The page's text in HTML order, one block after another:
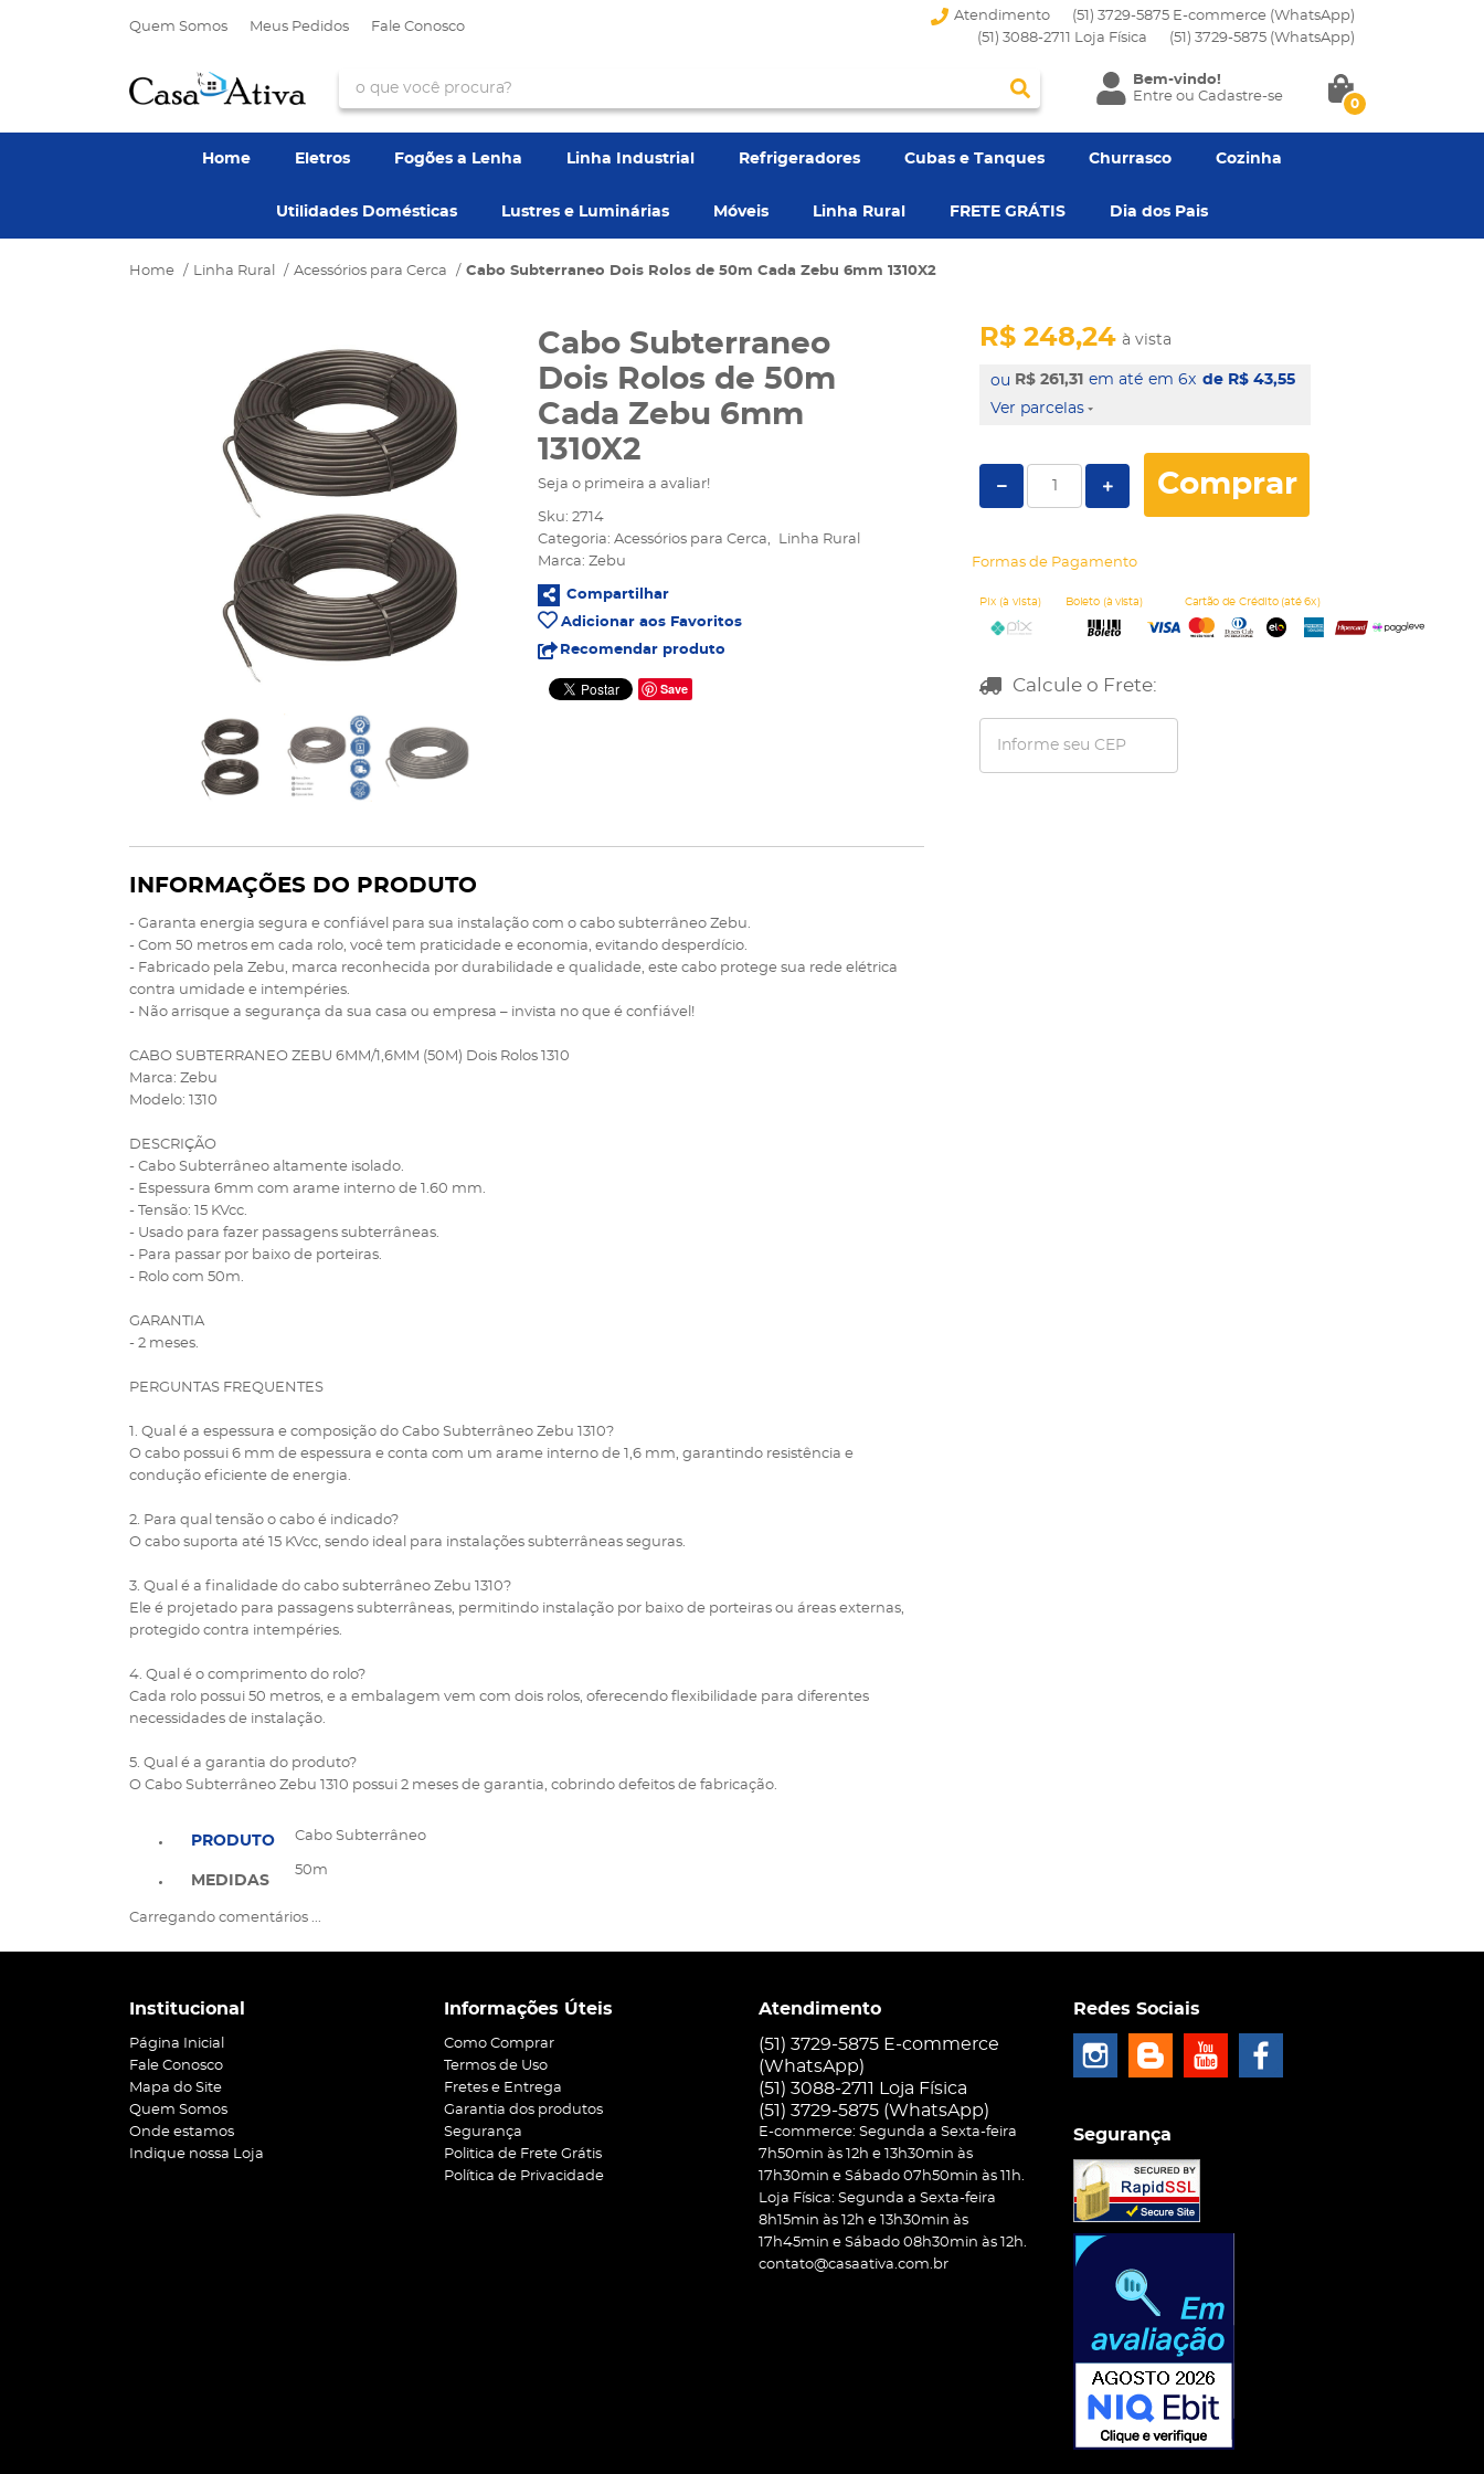
Quem Somos Meus Pedidos Fale Conosco
Atendimento
(51) 3729-5875 E-commerce (WhatsApp)
(51) 3088-2711 Loja Física
(51) 3729-5875 (WhatsApp)
Bem-vindo!
Entreou Cadastre-se 0
Home Eletros Fogões a Lenha Linha Industrial Refrigeradores Cubas e Tanques Churrasco Cozinha
Utilidades Domésticas Lustres e Luminárias Móveis Linha Rural FRETE GRÁTIS Dia dos Pais
Home Linha Rural Acessórios para Cerca Cabo Subterraneo Dois Rolos de 50m Cada Zebu 6mm 1310X2
Cabo Subterraneo
Dois Rolos de 50m
Cada Zebu 6mm
1310X2
Seja o primeira a avaliar!
Sku: 2714
Categoria: Acessórios para Cerca
Linha Rural
Marca: Zebu
Compartilhar
Adicionar aos Favoritos
Recomendar produto
Save
R$ 261,31
R$ 248,24 à vista
em 6x de R$ 43,55
Ver parcelas
Comprar
Formas de Pagamento
Calcule o Frete:
INFORMAÇÕES DO PRODUTO
- Garanta energia segura e confiável para sua instalação com o cabo subterrâneo Zebu.
- Com 50 metros em cada rolo, você tem praticidade e economia, evitando desperdício.
- Fabricado pela Zebu, marca reconhecida por durabilidade e qualidade, este cabo protege sua rede elétrica
contra umidade e intempéries.
- Não arrisque a segurança da sua casa ou empresa – invista no que é confiável!
CABO SUBTERRANEO ZEBU 6MM/1,6MM (50M) Dois Rolos 1310
Marca: Zebu
Modelo: 1310
DESCRIÇÃO
- Cabo Subterrâneo altamente isolado.
- Espessura 6mm com arame interno de 1.60 mm.
- Tensão: 15 KVcc.
- Usado para fazer passagens subterrâneas.
- Para passar por baixo de porteiras.
- Rolo com 50m.
GARANTIA
- 2 meses.
PERGUNTAS FREQUENTES
1. Qual é a espessura e composição do Cabo Subterrâneo Zebu 1310?
O cabo possui 6 mm de espessura e conta com um arame interno de 1,6 mm, garantindo resistência e
condução eficiente de energia.
2. Para qual tensão o cabo é indicado?
O cabo suporta até 15 KVcc, sendo ideal para instalações subterrâneas seguras.
3. Qual é a finalidade do cabo subterrâneo Zebu 1310?
Ele é projetado para passagens subterrâneas, permitindo instalação por baixo de porteiras ou áreas externas,
protegido contra intempéries.
4. Qual é o comprimento do rolo?
Cada rolo possui 50 metros, e a embalagem vem com dois rolos, oferecendo flexibilidade para diferentes
necessidades de instalação.
5. Qual é a garantia do produto?
O Cabo Subterrâneo Zebu 1310 possui 2 meses de garantia, cobrindo defeitos de fabricação.
PRODUTO
MEDIDAS
Cabo Subterrâneo
50m
Carregando comentários ...
Institucional
Página Inicial
Fale Conosco
Mapa do Site
Quem Somos
Onde estamos
Indique nossa Loja
Informações Úteis
Como Comprar
Termos de Uso
Fretes e Entrega
Garantia dos produtos
Segurança
Politica de Frete Grátis
Política de Privacidade
Atendimento
(51) 3729-5875 E-commerce
(WhatsApp)
(51) 3088-2711 Loja Física
(51) 3729-5875 (WhatsApp)
E-commerce: Segunda a Sexta-feira
7h50min às 12h e 13h30min às
17h30min e Sábado 07h50min às 11h.
Loja Física: Segunda a Sexta-feira
8h15min às 12h e 13h30min às
17h45min e Sábado 08h30min às 12h.
contato@casaativa.com.br
Redes Sociais
Segurança